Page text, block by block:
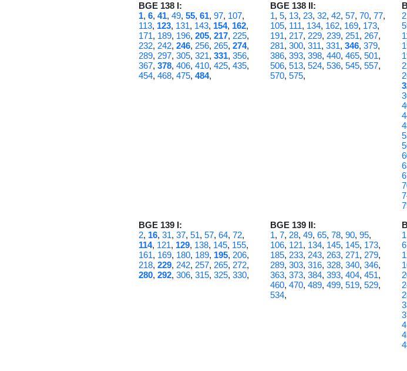
BGE 138 I:
1, 6, 41, 49, 55, 61, 97, 107,
113, 123, 131, 143, 154, 162,
171, 189, 196, 205, 217, 225,
232, 242, 246, 256, 265, 274,
289, 297, 305, 321, 331, 356,
367, 378, 406, 410, 425, 435,
454, 468, 475, 484,
BGE 138 II:
1, 5, 13, 23, 32, 42, 57, 70, 77,
105, 111, 134, 162, 169, 173,
191, 217, 229, 239, 251, 267,
281, 300, 311, 331, 346, 379,
386, 393, 398, 440, 465, 501,
506, 513, 524, 536, 545, 557,
570, 575,
2
BGE 139 I:
2, 16, 31, 37, 51, 57, 64, 72,
114, 121, 129, 138, 145, 155,
161, 169, 180, 189, 195, 206,
218, 229, 242, 257, 265, 272,
280, 292, 306, 315, 325, 330,
BGE 139 II:
1, 7, 28, 49, 65, 78, 90, 95,
106, 121, 134, 145, 145, 173,
185, 233, 243, 263, 271, 279,
289, 303, 316, 328, 340, 346,
363, 373, 384, 393, 404, 451,
460, 470, 489, 499, 519, 529,
534,
1